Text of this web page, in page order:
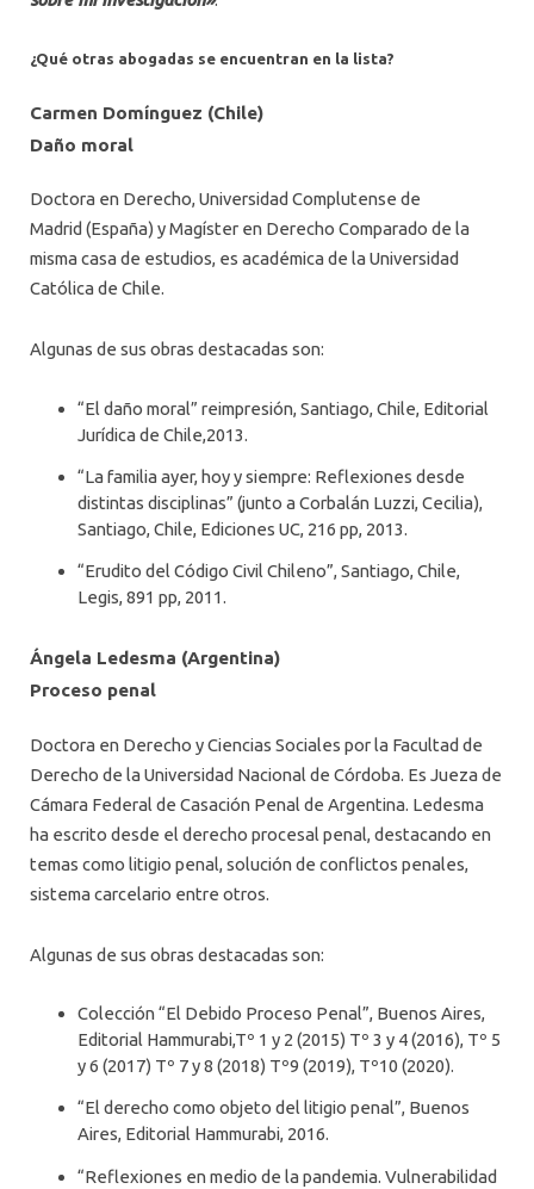
¿Qué otras abogadas se encuentran en la lista?
Carmen Domínguez (Chile)
Daño moral
Doctora en Derecho, Universidad Complutense de
Madrid (España) y Magíster en Derecho Comparado de la
misma casa de estudios, es académica de la Universidad
Católica de Chile.
Algunas de sus obras destacadas son:
“El daño moral” reimpresión, Santiago, Chile, Editorial
Jurídica de Chile,2013.
“La familia ayer, hoy y siempre: Reflexiones desde
distintas disciplinas” (junto a Corbalán Luzzi, Cecilia),
Santiago, Chile, Ediciones UC, 216 pp, 2013.
“Erudito del Código Civil Chileno”, Santiago, Chile,
Legis, 891 pp, 2011.
Ángela Ledesma (Argentina)
Proceso penal
Doctora en Derecho y Ciencias Sociales por la Facultad de
Derecho de la Universidad Nacional de Córdoba. Es Jueza de
Cámara Federal de Casación Penal de Argentina. Ledesma
ha escrito desde el derecho procesal penal, destacando en
temas como litigio penal, solución de conflictos penales,
sistema carcelario entre otros.
Algunas de sus obras destacadas son:
Colección “El Debido Proceso Penal”, Buenos Aires,
Editorial Hammurabi,Tº 1 y 2 (2015) Tº 3 y 4 (2016), Tº 5
y 6 (2017) Tº 7 y 8 (2018) Tº9 (2019), Tº10 (2020).
“El derecho como objeto del litigio penal”, Buenos
Aires, Editorial Hammurabi, 2016.
“Reflexiones en medio de la pandemia. Vulnerabilidad